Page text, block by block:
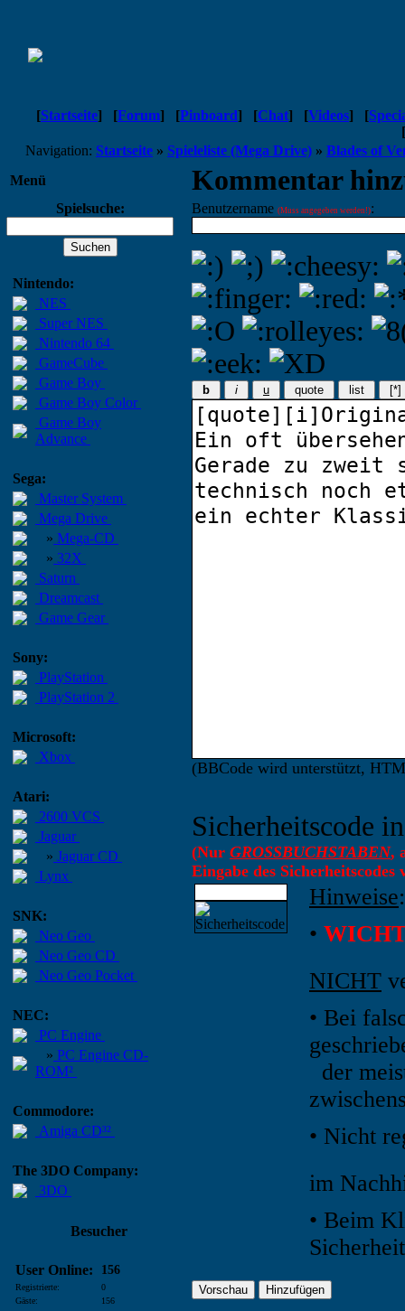
[Startseite] [Forum] [Pinboard] [Chat] [Videos] [
[
Navigation: Startseite » Spieleliste (Mega Drive) » Blades of
Menü
Kommentar
Spielsuche:
Nintendo:
NES
Super NES
Nintendo 64
GameCube
Game Boy
Game Boy Color
Game Boy
Advance
Sega:
Master System
Mega Drive
» Mega-CD
» 32X
Saturn
Dreamcast
Game Gear
Sony:
PlayStation
PlayStation 2
Microsoft:
Xbox
Atari:
2600 VCS
Jaguar
» Jaguar CD
Lynx
SNK:
Neo Geo
Neo Geo CD
Neo Geo Pocket
NEC:
PC Engine
» PC Engine CD-
ROM²
Commodore:
Amiga CD³²
The 3DO Company:
3DO
Besucher
User Online: 156
Registrierte:
0
Gäste:
156
Benutzername (Muss angegeben werden!):
b i u quote list [*]
(BBCode wird unterstützt,
Sicherheitscode
(Nur GROSSBUCHSTABEN,
Eingabe des Sicherheitscodes
Hinweise:
•
NICHT
• Bei
der
• Nicht
im
• Beim